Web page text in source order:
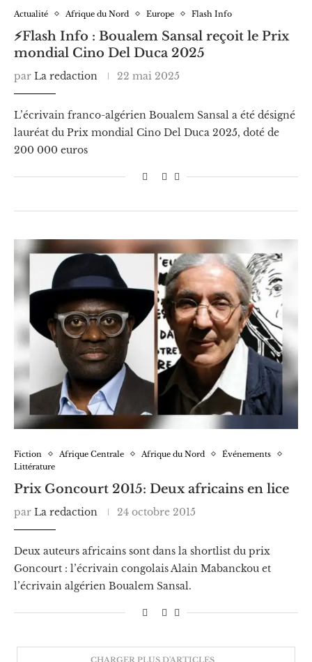
Actualité Afrique du Nord Europe Flash Info
⚡️Flash Info : Boualem Sansal reçoit le Prix
mondial Cino Del Duca 2025
par La redaction 22 mai 2025
L’écrivain franco-algérien Boualem Sansal a été désigné
lauréat du Prix mondial Cino Del Duca 2025, doté de
200 000 euros
Fiction Afrique Centrale Afrique du Nord
Événements
Littérature
Prix Goncourt 2015: Deux africains en lice
par La redaction 24 octobre 2015
Deux auteurs africains sont dans la shortlist du prix
Goncourt : l’écrivain congolais Alain Mabanckou et
l’écrivain algérien Boualem Sansal.
CHARGER PLUS D'ARTICLES